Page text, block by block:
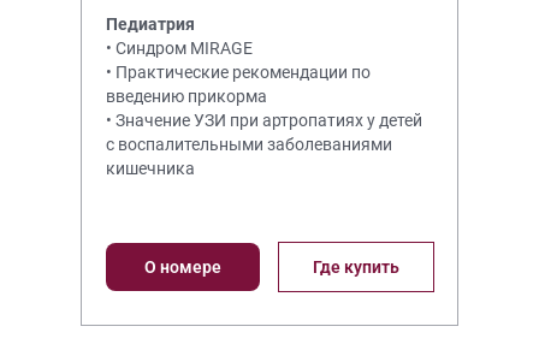
Педиатрия
• Синдром MIRAGE
• Практические рекомендации по
введению прикорма
• Значение УЗИ при артропатиях у детей
с воспалительными заболеваниями
кишечника
О номере Где купить